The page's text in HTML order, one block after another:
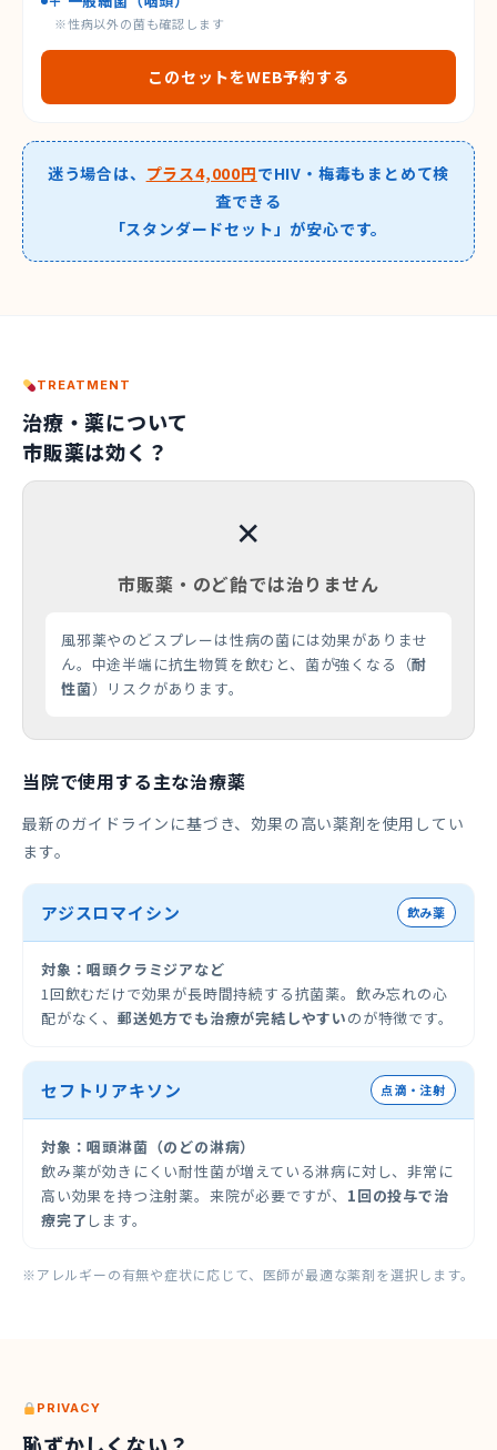
※性病以外の菌も確認します
このセットをWEB予約する
迷う場合は、 プラス4,000円でHIV・梅毒もまとめて検
査できる
「スタンダードセット」が安心です。
TREATMENT
治療・薬について
市販薬は効く？
✕
市販薬・のど飴では治りません
風邪薬やのどスプレーは性病の菌には効果がありませ
ん。中途半端に抗生物質を飲むと、菌が強くなる（耐
性菌）リスクがあります。
当院で使用する主な治療薬
最新のガイドラインに基づき、効果の高い薬剤を使用してい
ます。
アジスロマイシン 飲み薬
対象：咽頭クラミジアなど
1回飲むだけで効果が長時間持続する抗菌薬。飲み忘れの心
配がなく、 郵送処方でも治療が完結しやすいのが特徴です。
セフトリアキソン 点滴・注射
対象：咽頭淋菌（のどの淋病）
飲み薬が効きにくい耐性菌が増えている淋病に対し、非常に
高い効果を持つ注射薬。来院が必要ですが、 1回の投与で治
療完了 します。
※アレルギーの有無や症状に応じて、医師が最適な薬剤を選択します。
PRIVACY